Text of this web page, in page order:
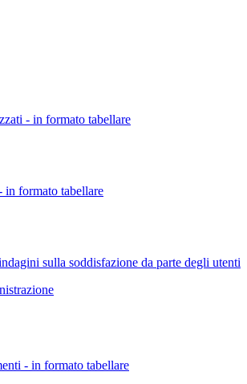
- in formato tabellare
in formato tabellare
sulla soddisfazione da parte degli utenti
- in formato tabellare